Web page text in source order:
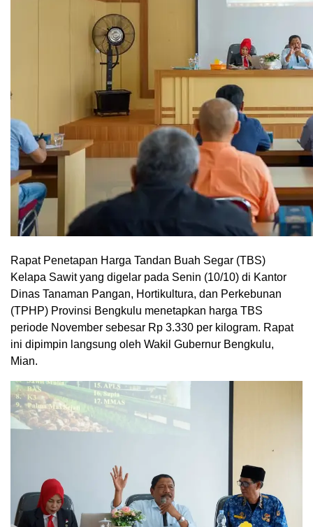
Rapat Penetapan Harga Tandan Buah Segar (TBS)
Kelapa Sawit yang digelar pada Senin (10/10) di Kantor
Dinas Tanaman Pangan, Hortikultura, dan Perkebunan
(TPHP) Provinsi Bengkulu menetapkan harga TBS
periode November sebesar Rp 3.330 per kilogram. Rapat
ini dipimpin langsung oleh Wakil Gubernur Bengkulu,
Mian.